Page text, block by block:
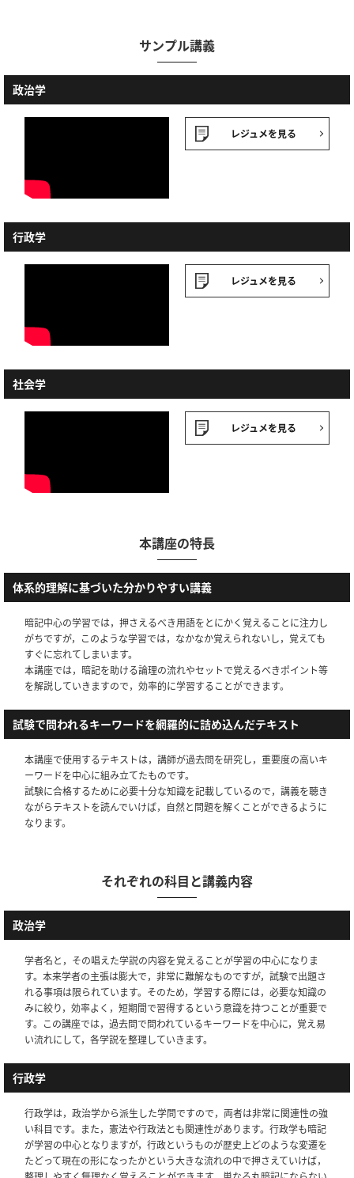
サンプル講義
政治学
レジュメを見る
行政学
レジュメを見る
社会学
レジュメを見る
本講座の特長
体系的理解に基づいた分かりやすい講義
暗記中心の学習では，押さえるべき用語をとにかく覚えることに注力し
がちですが，このような学習では，なかなか覚えられないし，覚えても
すぐに忘れてしまいます。
本講座では，暗記を助ける論理の流れやセットで覚えるべきポイント等
を解説していきますので，効率的に学習することができます。
試験で問われるキーワードを網羅的に詰め込んだテキスト
本講座で使用するテキストは，講師が過去問を研究し，重要度の高いキ
ーワードを中心に組み立てたものです。
試験に合格するために必要十分な知識を記載しているので，講義を聴き
ながらテキストを読んでいけば，自然と問題を解くことができるように
なります。
それぞれの科目と講義内容
政治学
学者名と，その唱えた学説の内容を覚えることが学習の中心になりま
す。本来学者の主張は膨大で，非常に難解なものですが，試験で出題さ
れる事項は限られています。そのため，学習する際には，必要な知識の
みに絞り，効率よく，短期間で習得するという意識を持つことが重要で
す。この講座では，過去問で問われているキーワードを中心に，覚え易
い流れにして，各学説を整理していきます。
行政学
行政学は，政治学から派生した学問ですので，両者は非常に関連性の強
い科目です。また，憲法や行政法とも関連性があります。行政学も暗記
が学習の中心となりますが，行政というものが歴史上どのような変遷を
たどって現在の形になったかという大きな流れの中で押さえていけば，